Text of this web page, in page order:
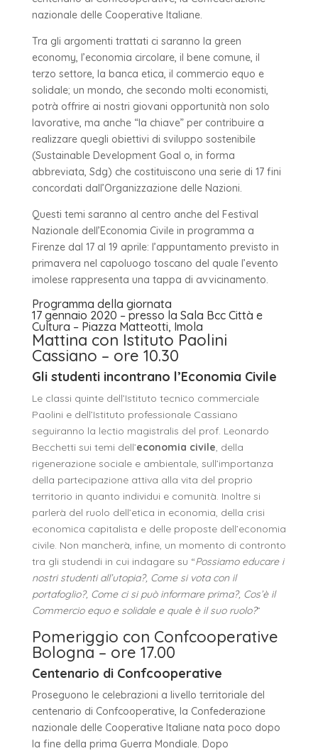
nazionale delle Cooperative Italiane.
Tra gli argomenti trattati ci saranno la green
economy, l’economia circolare, il bene comune, il
terzo settore, la banca etica, il commercio equo e
solidale; un mondo, che secondo molti economisti,
potrà offrire ai nostri giovani opportunità non solo
lavorative, ma anche “la chiave” per contribuire a
realizzare quegli obiettivi di sviluppo sostenibile
(Sustainable Development Goal o, in forma
abbreviata, Sdg) che costituiscono una serie di 17 fini
concordati dall’Organizzazione delle Nazioni.
Questi temi saranno al centro anche del Festival
Nazionale dell’Economia Civile in programma a
Firenze dal 17 al 19 aprile: l’appuntamento previsto in
primavera nel capoluogo toscano del quale l’evento
imolese rappresenta una tappa di avvicinamento.
Programma della giornata
17 gennaio 2020 – presso la Sala Bcc Città e
Cultura – Piazza Matteotti, Imola
Mattina con Istituto Paolini
Cassiano – ore 10.30
Gli studenti incontrano l’Economia Civile
Le classi quinte dell’Istituto tecnico commerciale
Paolini e dell’Istituto professionale Cassiano
seguiranno la lectio magistralis del prof. Leonardo
Becchetti sui temi dell’economia civile, della
rigenerazione sociale e ambientale, sull’importanza
della partecipazione attiva alla vita del proprio
territorio in quanto individui e comunità. Inoltre si
parlerà del ruolo dell’etica in economia, della crisi
economica capitalista e delle proposte dell’economia
civile. Non mancherà, infine, un momento di contronto
tra gli studendi in cui indagare su “Possiamo educare i
nostri studenti all’utopia?, Come si vota con il
portafoglio?, Come ci si può informare prima?, Cos’è il
Commercio equo e solidale e quale è il suo ruolo?”
Pomeriggio con Confcooperative
Bologna – ore 17.00
Centenario di Confcooperative
Proseguono le celebrazioni a livello territoriale del
centenario di Confcooperative, la Confederazione
nazionale delle Cooperative Italiane nata poco dopo
la fine della prima Guerra Mondiale. Dopo